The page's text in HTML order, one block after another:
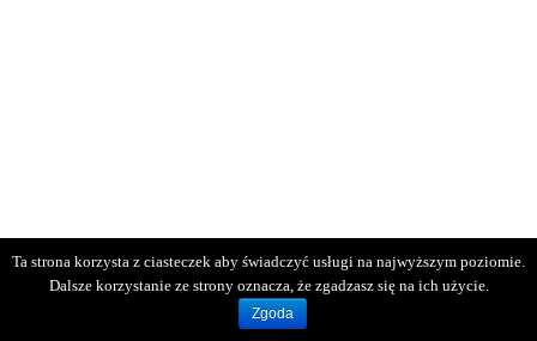
Ta strona korzysta z ciasteczek aby świadczyć usługi na najwyższym poziomie.
Dalsze korzystanie ze strony oznacza, że zgadzasz się na ich użycie.
Zgoda